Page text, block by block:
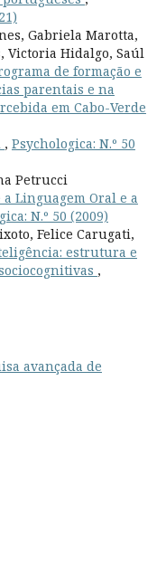
Gabriela Marotta,
Victoria Hidalgo, Saúl
de formação e
parentais e na
em Cabo-Verde
, Psychologica: N.º 50
Petrucci
a Linguagem Oral e a
N.º 50 (2009)
Felice Carugati,
estrutura e
,
avançada de